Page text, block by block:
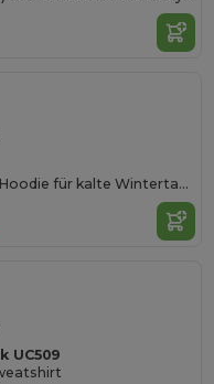
Urbaner Kontrast Hoodie für kalte Wintertage
UC509